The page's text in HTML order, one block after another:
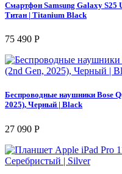
Смартфон Samsung Galaxy
Титан | Titanium Black
75 490 Р
Беспроводные наушники Bose
2025), Черный | Black
27 090 Р